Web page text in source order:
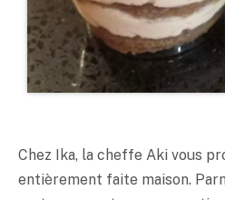
Chez Ika, la cheffe Aki vous
entièrement faite maison.